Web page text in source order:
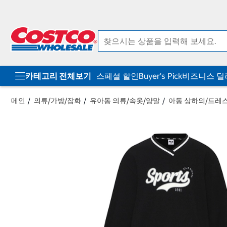
카테고리 전체보기 스페셜 할인Buyer's Pick비즈니스 딜
메인 의류/가방/잡화 유아동 의류/속옷/양말 아동 상하의/드레